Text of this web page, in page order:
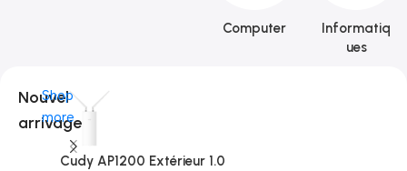
Computer
Informatiq
ues
Nouvel
arrivage
Shop
more
Cudy AP1200 Extérieur 1.0